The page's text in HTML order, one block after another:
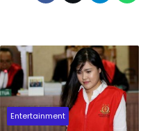
Entertainment